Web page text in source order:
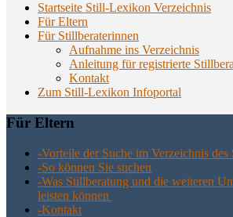
Startseite Still-Lexikon Verzeichnis
Für Eltern
Für Stillberaterinnen
Aufnahme ins Verzeichnis
Anlei­tung für regis­trier­te
Kon­takt
Zum Still-Lexikon Infoportal
Für Eltern
-Vor­tei­le der Suche im Ver­zeich­nis
-So kön­nen Sie suchen
-Was Still­be­ra­tung und die wei­te­ren
leis­ten können
-Kon­takt